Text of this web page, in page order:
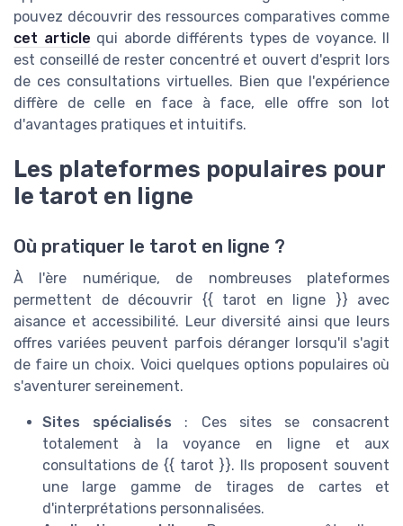
pouvez découvrir des ressources comparatives comme
cet article qui aborde différents types de voyance. Il
est conseillé de rester concentré et ouvert d'esprit lors
de ces consultations virtuelles. Bien que l'expérience
diffère de celle en face à face, elle offre son lot
d'avantages pratiques et intuitifs.
Les plateformes populaires pour
le tarot en ligne
Où pratiquer le tarot en ligne ?
À l'ère numérique, de nombreuses plateformes
permettent de découvrir {{ tarot en ligne }} avec
aisance et accessibilité. Leur diversité ainsi que leurs
offres variées peuvent parfois déranger lorsqu'il s'agit
de faire un choix. Voici quelques options populaires où
s'aventurer sereinement.
Sites spécialisés : Ces sites se consacrent
totalement à la voyance en ligne et aux
consultations de {{ tarot }}. Ils proposent souvent
une large gamme de tirages de cartes et
d'interprétations personnalisées.